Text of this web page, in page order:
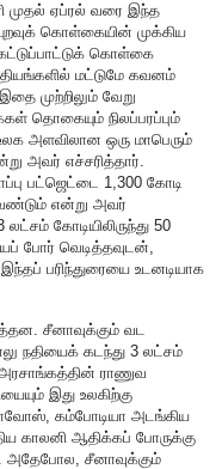
முதல் ஏப்ரல் வரை இந்த
கொள்கையின் முக்கிய
கொள்கை
மட்டுமே கவனம்
முற்றிலும் வேறு
தொகையும் நிலப்பரப்பும்
அளவிலான ஒரு மாபெரும்
அவர் எச்சரித்தார்.
பட்ஜெட்டை 1,300 கோடி
என்று அவர்
கோடியிலிருந்து 50
போர் வெடித்தவுடன்,
பரிந்துரையை உடனடியாக
சீனாவுக்கும் வட
நதியைக் கடந்து 3 லட்சம்
ராணுவ
இது உலகிற்கு
கம்போடியா அடங்கிய
காலனி ஆதிக்கப் போருக்கு
அதேபோல, சீனாவுக்கும்